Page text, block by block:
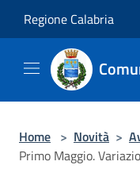
Regione Calabria
Home > Novità >
Primo Maggio.